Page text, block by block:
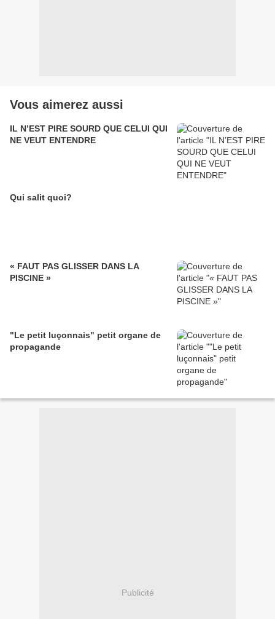
Vous aimerez aussi
IL N’EST PIRE SOURD QUE CELUI QUI
NE VEUT ENTENDRE
Qui salit quoi?
« FAUT PAS GLISSER DANS LA
PISCINE »
"Le petit luçonnais" petit organe de
propagande
Publicité